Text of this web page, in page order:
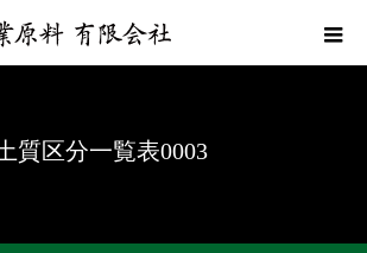
質区分一覧表0003